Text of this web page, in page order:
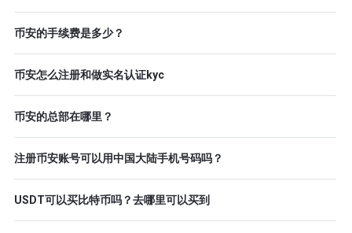
币安的手续费是多少？
币安怎么注册和做实名认证kyc
币安的总部在哪里？
注册币安账号可以用中国大陆手机号码吗？
USDT可以买比特币吗？去哪里可以买到